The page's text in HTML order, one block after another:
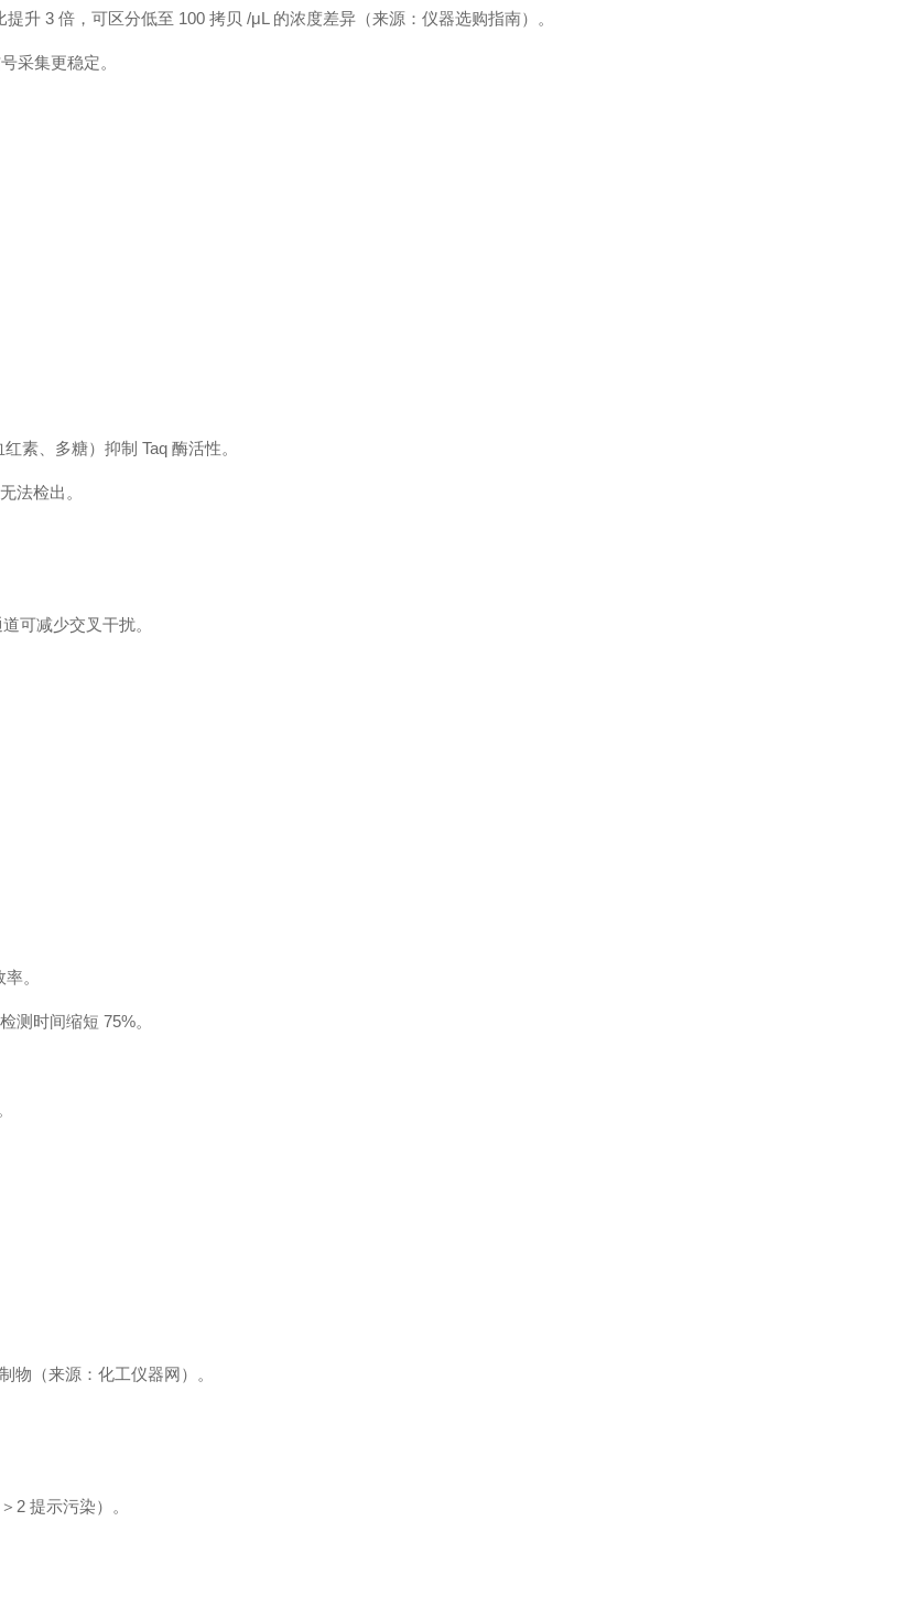
3 倍，可区分低至 100 拷贝 /μL 的浓度差异（来源：仪器选购指南）。
采集更稳定。
素、多糖）抑制 Taq 酶活性。
法检出。
可减少交叉干扰。
。
测时间缩短 75%。
物（来源：化工仪器网）。
2 提示污染）。